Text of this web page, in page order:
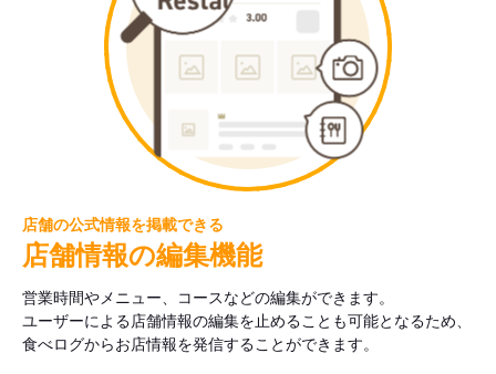
店舗の公式情報を掲載できる
店舗情報の編集機能
営業時間やメニュー、コースなどの編集ができます。
ユーザーによる店舗情報の編集を止めることも可能となるため、
食べログからお店情報を発信することができます。